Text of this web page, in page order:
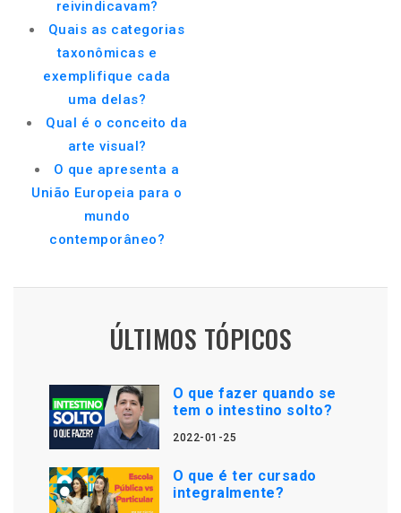
reivindicavam?
Quais as categorias
taxonômicas e
exemplifique cada
uma delas?
Qual é o conceito da
arte visual?
O que apresenta a
União Europeia para o
mundo
contemporâneo?
ÚLTIMOS TÓPICOS
O que fazer quando se
tem o intestino solto?
2022-01-25
O que é ter cursado
integralmente?